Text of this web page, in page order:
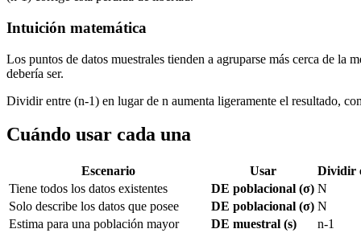
Intuición matemática
Los puntos de datos muestrales tienden a agruparse más cerca de la
debería ser.
Dividir entre (n-1) en lugar de n aumenta ligeramente el resultado,
Cuándo usar cada una
Escenario Usar
Dividir
Tiene todos los datos existentes
DE poblacional (σ) N
Solo describe los datos que posee
DE poblacional (σ) N
Estima para una población mayor
DE muestral (s)
n-1